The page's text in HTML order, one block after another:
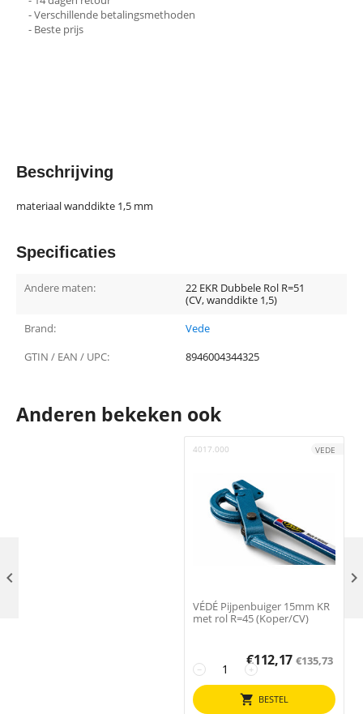
- Verschillende betalingsmethoden
- Beste prijs
Beschrijving
materiaal wanddikte 1,5 mm
Specificaties
Andere maten:
22 EKR Dubbele Rol R=51
(CV, wanddikte 1,5)
Brand:
Vede
GTIN / EAN / UPC:
8946004344325
Anderen bekeken ook
4017.000 VEDE
VÉDÉ Pijpenbuiger 15mm KR
met rol R=45 (Koper/CV)
+
−
€112,17 €135,73
BESTEL
 